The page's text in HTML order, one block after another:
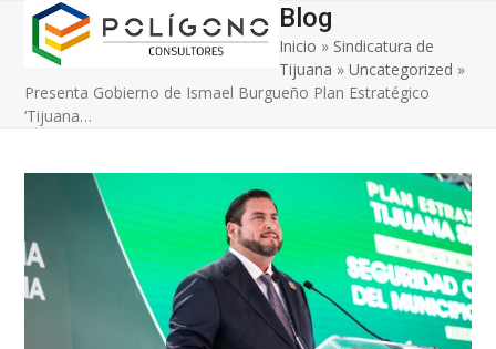
Skip
content
Open
mobile
menu
Close
mobile
menu
Blog
Inicio » Sindicatura de
Tijuana »Uncategorized »
Presenta Gobierno de Ismael Burgueño Plan Estratégico
‘Tijuana…